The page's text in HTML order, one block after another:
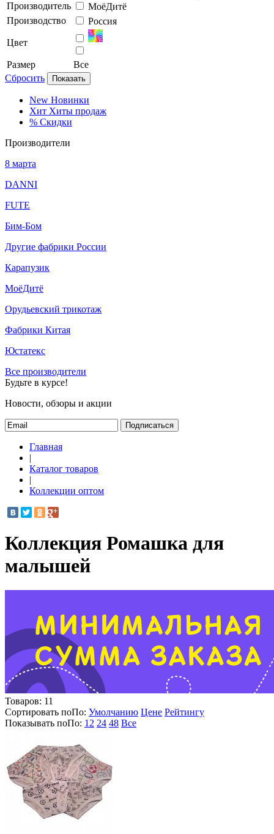
Производитель
МоёДитё
Производство
Россия
Цвет
Размер
Все
Сбросить
Показать
New Новинки
Хит Хиты продаж
% Скидки
Производители
8 марта
DANNI
FUTE
Бим-Бом
Другие фабрики России
Карапузик
МоёДитё
Орудьевский трикотаж
Фабрики Китая
Юстатекс
Все производители
Будьте в курсе!
Новости, обзоры и акции
Подписаться
Главная
|
Каталог товаров
|
Коллекции оптом
Коллекция Ромашка для
малышей
Товаров: 11
Сортировать поПо: Умолчанию Цене Рейтингу
Показывать поПо: 12 24 48 Все